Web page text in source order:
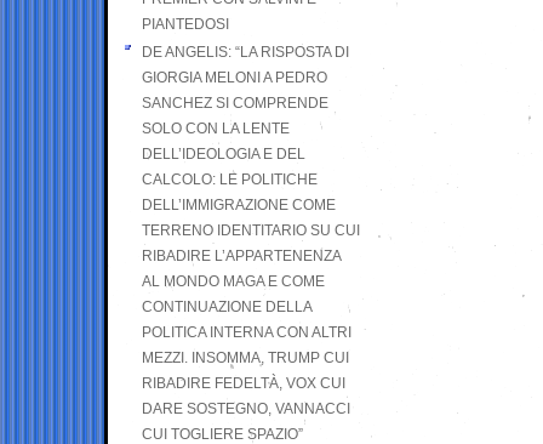
PIANTEDOSI
DE ANGELIS: “LA RISPOSTA DI
GIORGIA MELONI A PEDRO
SANCHEZ SI COMPRENDE
SOLO CON LA LENTE
DELL’IDEOLOGIA E DEL
CALCOLO: LE POLITICHE
DELL’IMMIGRAZIONE COME
TERRENO IDENTITARIO SU CUI
RIBADIRE L’APPARTENENZA
AL MONDO MAGA E COME
CONTINUAZIONE DELLA
POLITICA INTERNA CON ALTRI
MEZZI. INSOMMA, TRUMP CUI
RIBADIRE FEDELTÀ, VOX CUI
DARE SOSTEGNO, VANNACCI
CUI TOGLIERE SPAZIO”